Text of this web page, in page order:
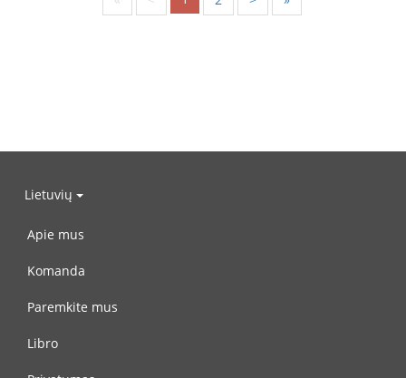
Lietuvių
Apie mus
Komanda
Paremkite mus
Libro